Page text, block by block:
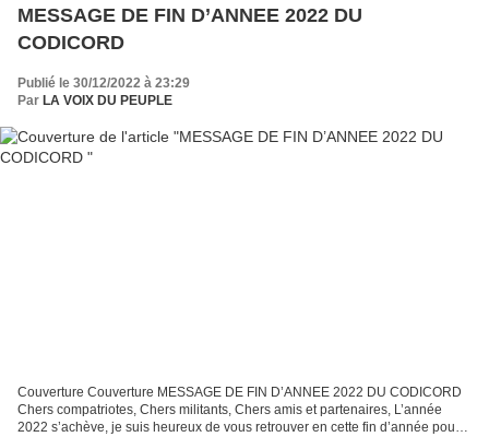
MESSAGE DE FIN D’ANNEE 2022 DU
CODICORD
Publié le 30/12/2022 à 23:29
Par LA VOIX DU PEUPLE
Couverture Couverture MESSAGE DE FIN D’ANNEE 2022 DU CODICORD
Chers compatriotes, Chers militants, Chers amis et partenaires, L’année
2022 s’achève, je suis heureux de vous retrouver en cette fin d’année pour